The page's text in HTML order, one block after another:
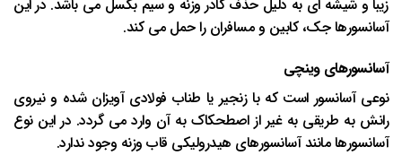
زیبا و شیشه ای به دلیل حذف کادر وزنه و سیم بکسل می باشد. در این
آسانسورها جک، کابین و مسافران را حمل می کند.
آسانسورهای وینچی
نوعی آسانسور است که با زنجیر یا طناب فولادی آویزان شده و نیروی
رانش به طریقی به غیر از اصطحکاک به آن وارد می گردد. در این نوع
آسانسورها مانند آسانسورهای هیدرولیکی قاب وزنه وجود ندارد.